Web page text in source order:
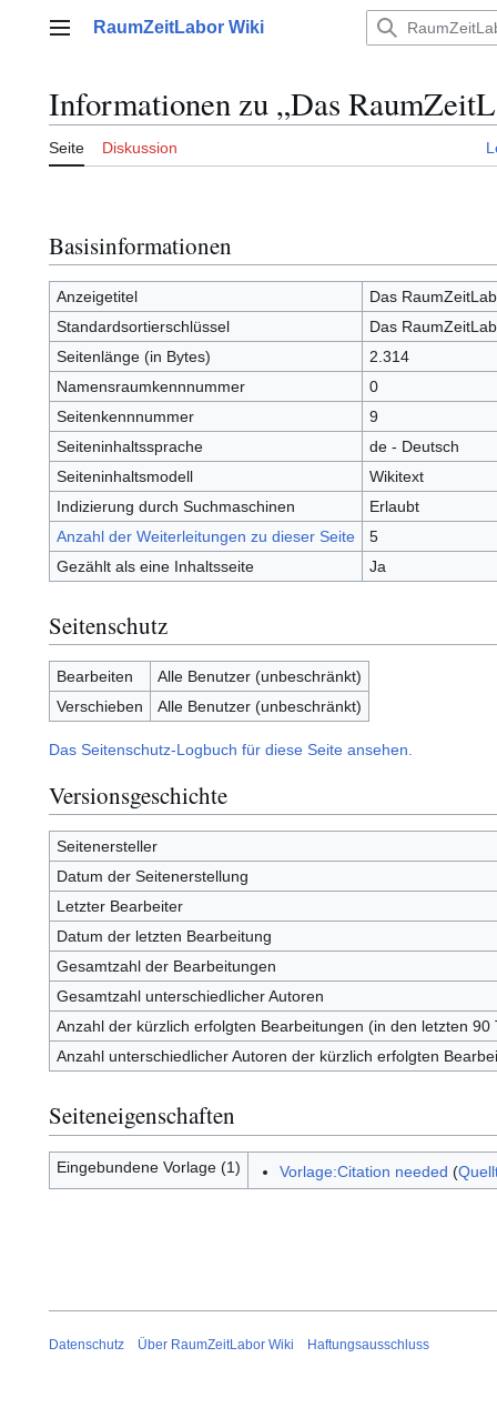
Hauptmenü
RaumZeitLabor Wiki
Informationen zu „Das
Seite Diskussion
Basisinformationen
Anzeigetitel
Das
Standardsortierschlüssel
Das
Seitenlänge (in Bytes)
2.314
Namensraumkennnummer
0
Seitenkennnummer
9
Seiteninhaltssprache
de - Deutsch
Seiteninhaltsmodell
Wikitext
Indizierung durch Suchmaschinen
Erlaubt
Anzahl der Weiterleitungen zu dieser Seite
5
Gezählt als eine Inhaltsseite
Ja
Seitenschutz
Bearbeiten
Alle Benutzer (unbeschränkt)
Verschieben
Alle Benutzer (unbeschränkt)
Das Seitenschutz-Logbuch für diese Seite ansehen.
Versionsgeschichte
Seitenersteller
Datum der Seitenerstellung
Letzter Bearbeiter
Datum der letzten Bearbeitung
Gesamtzahl der Bearbeitungen
Gesamtzahl unterschiedlicher Autoren
Anzahl der kürzlich erfolgten Bearbeitungen (in den letzten 90
Anzahl unterschiedlicher Autoren der kürzlich erfolgten
Seiteneigenschaften
Eingebundene Vorlage (1) Vorlage:Citation needed (
Datenschutz Über RaumZeitLabor Wiki Haftungsausschluss